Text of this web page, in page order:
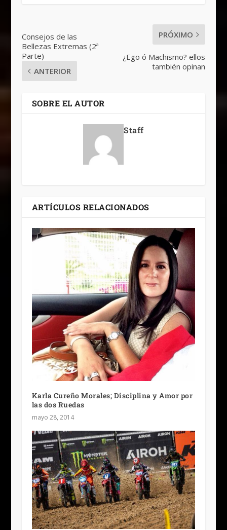
Consejos de las
Bellezas Extremas (2ª
Parte)
ANTERIOR
PRÓXIMO
¿Ego ó Machismo? ellos
también opinan
SOBRE EL AUTOR
Staff
ARTÍCULOS RELACIONADOS
Karla Cureño Morales; Disciplina y Amor por
las dos Ruedas
mayo 28, 2014